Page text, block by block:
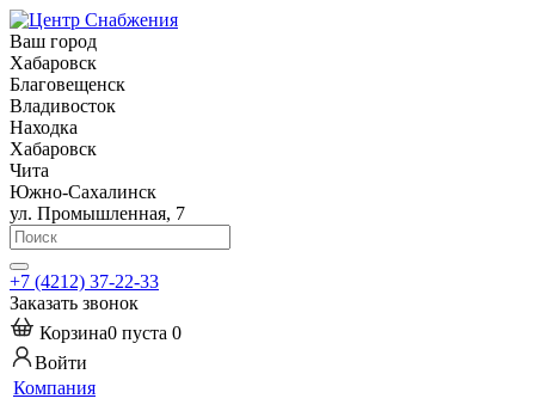
Ваш город
Хабаровск
Благовещенск
Владивосток
Находка
Хабаровск
Чита
Южно-Сахалинск
ул. Промышленная, 7
+7 (4212) 37-22-33
Заказать звонок
Корзина0 пуста 0
Войти
Компания